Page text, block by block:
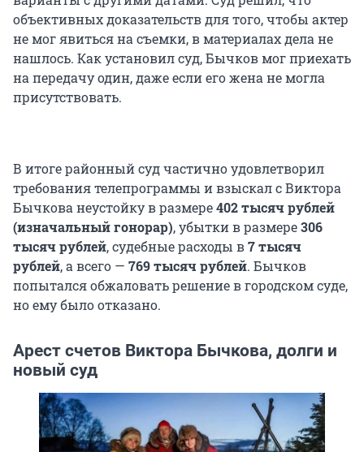
объективных доказательств для того, чтобы актер
не мог явиться на съемки, в материалах дела не
нашлось. Как установил суд, Бычков мог приехать
на передачу один, даже если его жена не могла
присутствовать.
В итоге районный суд частично удовлетворил
требования телепрограммы и взыскал с Виктора
Бычкова неустойку в размере402 тысяч рублей
(изначальный гонорар), убытки в размере306
тысяч рублей, судебные расходы в7 тысяч
рублей, а всего — 769 тысяч рублей. Бычков
попытался обжаловать решение в городском суде,
но ему было отказано.
Арест счетов Виктора Бычкова, долги и
новый суд